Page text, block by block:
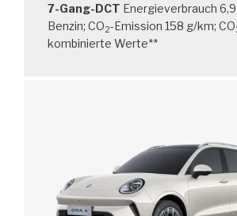
7-Gang-DCT Energieverbrauch
Benzin; CO2-Emission 158 g/km; CO
kombinierte Werte**